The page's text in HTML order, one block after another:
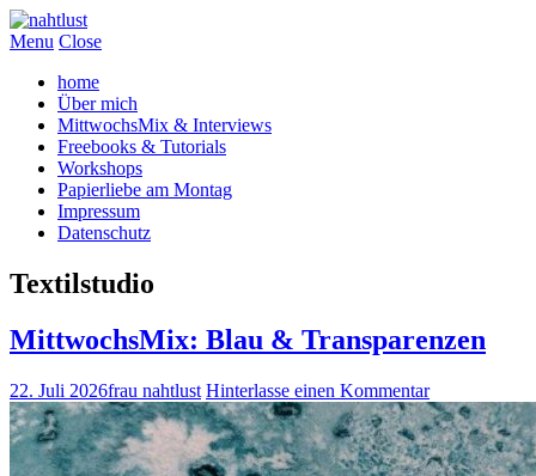
Menu Close
home
Über mich
MittwochsMix & Interviews
Freebooks & Tutorials
Workshops
Papierliebe am Montag
Impressum
Datenschutz
Textilstudio
MittwochsMix: Blau & Transparenzen
22. Juli 2026frau nahtlust Hinterlasse einen Kommentar